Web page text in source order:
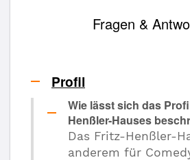
Fragen &
Profil
Wie lässt sich das
Henßler-Hauses
Das Fritz-Henßler-
anderem für